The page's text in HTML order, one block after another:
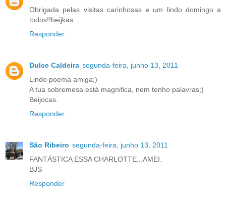
Obrigada pelas visitas carinhosas e um lindo domingo a
todos!!beijkas
Responder
Dulce Caldeira segunda-feira, junho 13, 2011
Lindo poema amiga;)
A tua sobremesa está magnifica, nem tenho palavras;)
Beijocas.
Responder
São Ribeiro segunda-feira, junho 13, 2011
FANTÁSTICA ESSA CHARLOTTE...AMEI.
BJS
Responder